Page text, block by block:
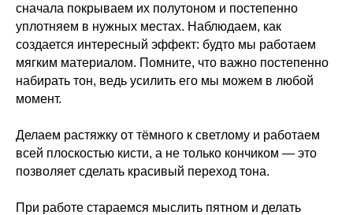
сначала покрываем их полутоном и постепенно
уплотняем в нужных местах. Наблюдаем, как
создается интересный эффект: будто мы работаем
мягким материалом. Помните, что важно постепенно
набирать тон, ведь усилить его мы можем в любой
момент.
Делаем растяжку от тёмного к светлому и работаем
всей плоскостью кисти, а не только кончиком — это
позволяет сделать красивый переход тона.
При работе стараемся мыслить пятном и делать